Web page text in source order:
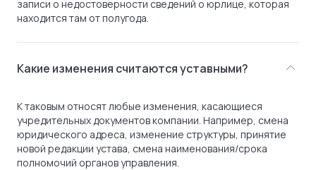
записи о недостоверности сведений о юрлице, которая
находится там от полугода.
Какие изменения считаются уставными?
К таковым относят любые изменения, касающиеся
учредительных документов компании. Например, смена
юридического адреса, изменение структуры, принятие
новой редакции устава, смена наименования/срока
полномочий органов управления.